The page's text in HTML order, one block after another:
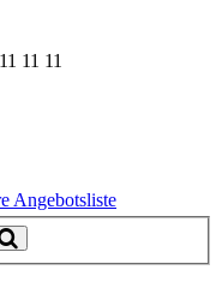
11 11
Angebotsliste